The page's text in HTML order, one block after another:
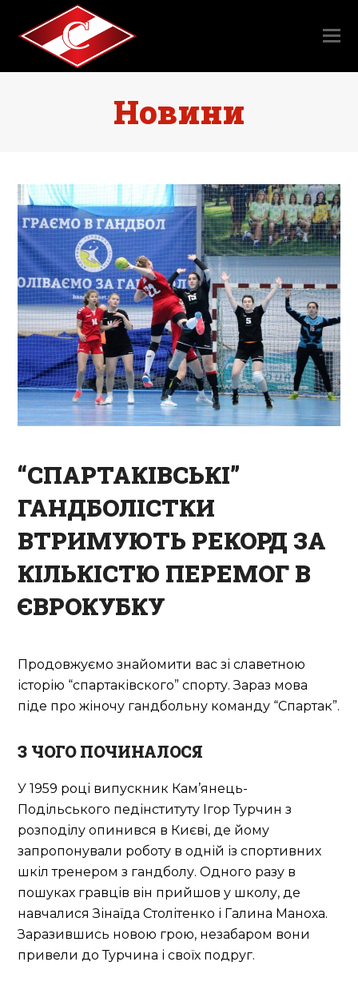
Новини
“СПАРТАКІВСЬКІ”
ГАНДБОЛІСТКИ
ВТРИМУЮТЬ РЕКОРД ЗА
КІЛЬКІСТЮ ПЕРЕМОГ В
ЄВРОКУБКУ
Продовжуємо знайомити вас зі славетною
історію “спартаківского” спорту. Зараз мова
піде про жіночу гандбольну команду “Спартак”.
З ЧОГО ПОЧИНАЛОСЯ
У 1959 році випускник Кам’янець-
Подільського педінституту Ігор Турчин з
розподілу опинився в Києві, де йому
запропонували роботу в одній із спортивних
шкіл тренером з гандболу. Одного разу в
пошуках гравців він прийшов у школу, де
навчалися Зінаїда Столітенко і Галина Маноха.
Заразившись новою грою, незабаром вони
привели до Турчина і своїх подруг.